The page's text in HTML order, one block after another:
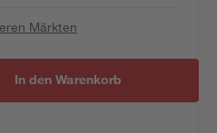
Märkten
In den Warenkorb